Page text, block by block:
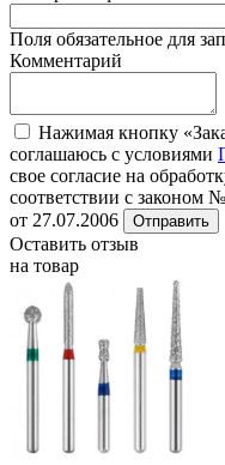
Поля обязательное для
Комментарий
Нажимая кнопку
соглашаюсь с условиями
свое согласие на
соответствии с
от 27.07.2006
Отправить
Оставить отзыв
на товар